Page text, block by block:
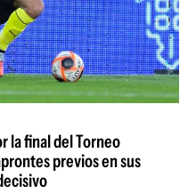
la final del Torneo
previos en sus